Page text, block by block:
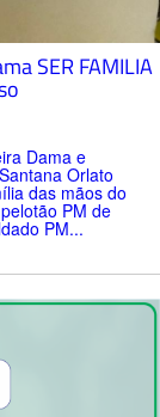
SER FAMILIA
Dama e
Orlato
das mãos do
PM de
PM...